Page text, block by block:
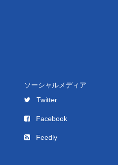
ソーシャルメディア
Twitter
Facebook
Feedly